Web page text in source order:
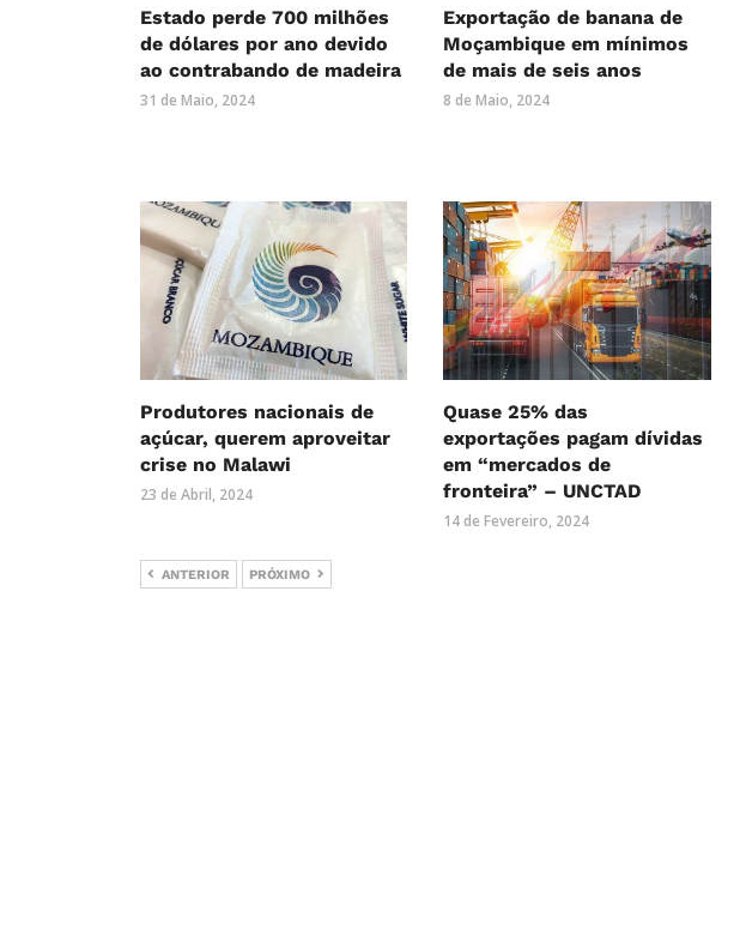
Estado perde 700 milhões
de dólares por ano devido
ao contrabando de madeira
31 de Maio, 2024
Exportação de banana de
Moçambique em mínimos
de mais de seis anos
8 de Maio, 2024
Produtores nacionais de
açúcar, querem aproveitar
crise no Malawi
23 de Abril, 2024
Quase 25% das
exportações pagam dívidas
em “mercados de
fronteira” – UNCTAD
14 de Fevereiro, 2024
ANTERIOR PRÓXIMO